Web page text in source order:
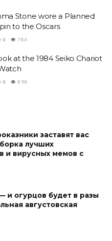
Stone wore a Planned
to the Oscars
0 786
at the 1984 Seiko Chariot
0 898
заставят вас
лучших
и вирусных мемов с
и огурцов будет в разы
августовская